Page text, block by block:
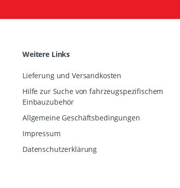
Weitere Links
Lieferung und Versandkosten
Hilfe zur Suche von fahrzeugspezifischem
Einbauzubehör
Allgemeine Geschäftsbedingungen
Impressum
Datenschutzerklärung